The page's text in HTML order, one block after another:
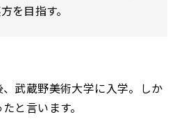
を目指す。
武蔵野美術大学に入学。しか
と言います。